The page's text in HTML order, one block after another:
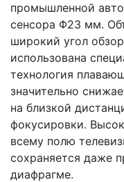
промышленной
сенсора Φ23 мм.
широкий угол
использована
технология
значительно
на близкой
фокусировки.
всему полю
сохраняется даже
диафрагме.